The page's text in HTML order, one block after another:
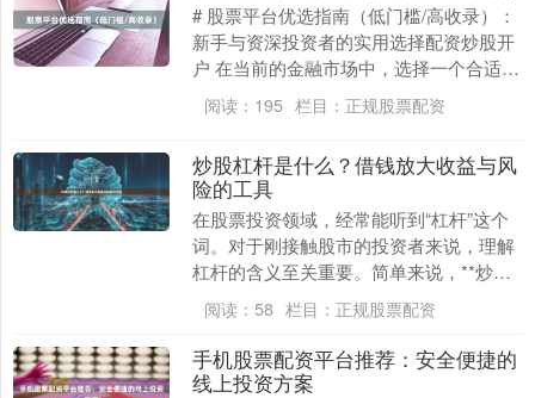
# 股票平台优选指南（低门槛/高收录）：
新手与资深投资者的实用选择配资炒股开
户 在当前的金融市场中，选择一个合适的
股票交易平台，是每位投资者开启财富增
值之路的第....
阅读： 195 栏目： 正规股票配资
炒股杠杆是什么？借钱放大收益与风
险的工具
在股票投资领域，经常能听到“杠杆”这个
词。对于刚接触股市的投资者来说，理解
杠杆的含义至关重要。简单来说，**炒股
杠杆就是借钱炒股**——用自有资金作为
保证金，向....
阅读： 58 栏目： 正规股票配资
手机股票配资平台推荐：安全便捷的
线上投资方案